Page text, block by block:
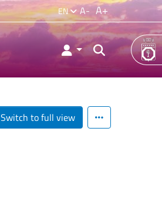
EN A- A+
Switch to full view